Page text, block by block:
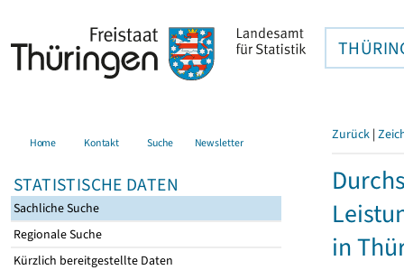
Home Kontakt Suche Newsletter
STATISTISCHE DATEN
Sachliche Suche
Regionale Suche
Kürzlich bereitgestellte Daten
Zurück |
in